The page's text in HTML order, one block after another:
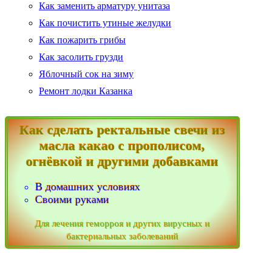
Как заменить арматуру унитаза
Как почистить утиные желудки
Как пожарить грибы
Как засолить грузди
Яблочный сок на зиму
Ремонт лодки Казанка
Как сделать ректальные свечи из
масла какао с прополисом,
огнёвкой и другими добавками
В домашних условиях
Своими руками
Для лечения геморроя и других вирусных и
бактериальных заболеваний